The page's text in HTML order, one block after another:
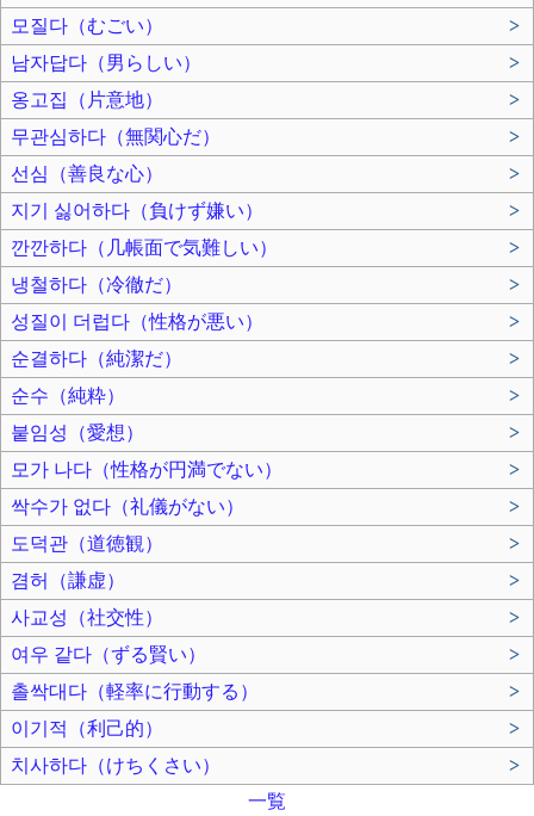
모질다（むごい）
>
남자답다（男らしい）
>
옹고집（片意地）
>
무관심하다（無関心だ）
>
선심（善良な心）
>
지기 싫어하다（負けず嫌い）
>
깐깐하다（几帳面で気難しい）
>
냉철하다（冷徹だ）
>
성질이 더럽다（性格が悪い）
>
순결하다（純潔だ）
>
순수（純粋）
>
붙임성（愛想）
>
모가 나다（性格が円満でない）
>
싹수가 없다（礼儀がない）
>
도덕관（道徳観）
>
겸허（謙虚）
>
사교성（社交性）
>
여우 같다（ずる賢い）
>
촐싹대다（軽率に行動する）
>
이기적（利己的）
>
치사하다（けちくさい）
>
一覧